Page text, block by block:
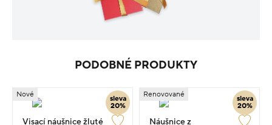
PODOBNÉ PRODUKTY
sleva
20%
Nové
Visací náušnice žluté
sleva
20%
Renovované
Náušnice z